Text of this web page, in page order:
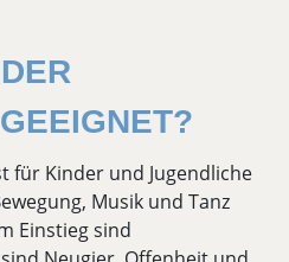
für Kinder und Jugendliche
Musik und Tanz
Einstieg sind